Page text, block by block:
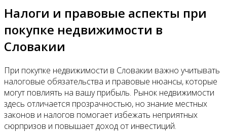
Налоги и правовые аспекты при
покупке недвижимости в
Словакии
При покупке недвижимости в Словакии важно учитывать
налоговые обязательства и правовые нюансы, которые
могут повлиять на вашу прибыль. Рынок недвижимости
здесь отличается прозрачностью, но знание местных
законов и налогов помогает избежать неприятных
сюрпризов и повышает доход от инвестиций.